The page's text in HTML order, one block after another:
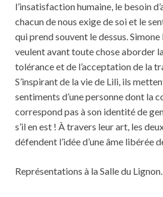
l’insatisfaction humaine, le besoin
chacun de nous exige de soi et le
qui prend souvent le dessus. Simone
veulent avant toute chose aborder
tolérance et de l’acceptation de la
S’inspirant de la vie de Lili, ils
sentiments d’une personne dont la
correspond pas à son identité de
s’il en est ! À travers leur art, les
défendent l’idée d’une âme libérée
Représentations à la Salle du Lignon.